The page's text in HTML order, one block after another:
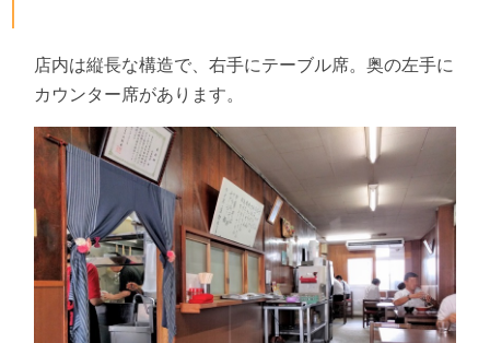
店内は縦長な構造で、右手にテーブル席。奥の左手に
カウンター席があります。